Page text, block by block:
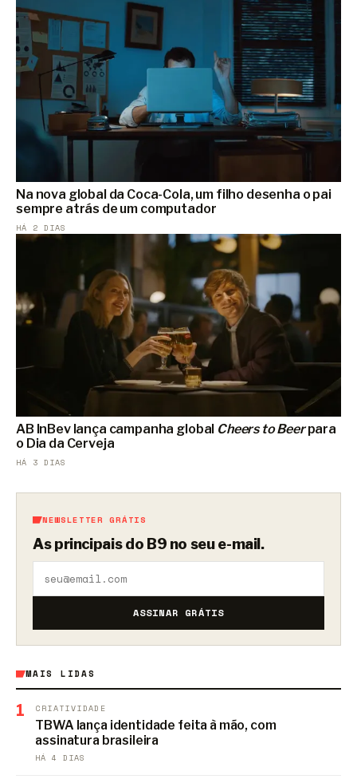
Na nova global da Coca-Cola, um filho desenha o pai
sempre atrás de um computador
HÁ 2 DIAS
AB InBev lança campanha global Cheers to Beerpara
o Dia da Cerveja
HÁ 3 DIAS
NEWSLETTER GRÁTIS
As principais do B9 no seu e-mail.
ASSINAR GRÁTIS
MAIS LIDAS
1 CRIATIVIDADE
TBWA lança identidade feita à mão, com
assinatura brasileira
HÁ 4 DIAS